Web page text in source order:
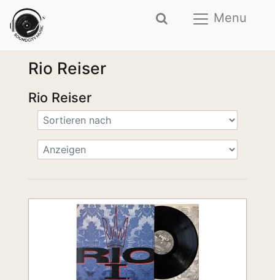
Menu
Rio Reiser
Rio Reiser